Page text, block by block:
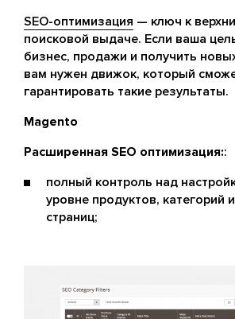
SEO-оптимизация — ключ к
поисковой выдаче. Если ваша
бизнес, продажи и получить
вам нужен движок, который
гарантировать такие результаты.
Magento
Расширенная SEO оптимизация::
полный контроль над
уровне продуктов, категорий
страниц;